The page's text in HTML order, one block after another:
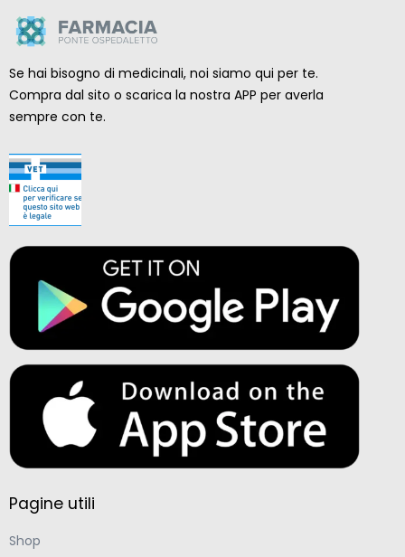
Se hai bisogno di medicinali, noi siamo qui per te.
Compra dal sito o scarica la nostra APP per averla
sempre con te.
Pagine utili
Shop